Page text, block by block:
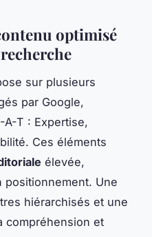
optimisé
sur plusieurs
par Google,
A-T : Expertise,
Ces éléments
élevée,
positionnement. Une
hiérarchisés et une
compréhension et